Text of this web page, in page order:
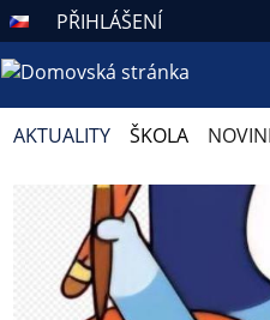
PŘIHLÁŠENÍ
AKTUALITY ŠKOLA
NOVINKY
(BLOG)